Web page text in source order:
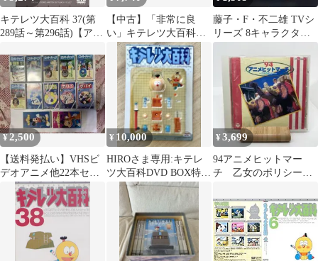
キテレツ大百科 37(第
289話～第296話)【アニ
ル落ち
【中古】「非常に良
い」キテレツ大百科
DVD 6
藤子・F・不二雄 TVシ
リーズ 8キャラクター
ズ 名作コレクション
DVD ドラえもん キテ
レツ大百科 パーマン
¥2,500
【送料発払い】VHSビ
デオアニメ他22本セッ
¥ 10,000
HIROさま専用:キテレ
ツ大百科DVD BOX特典
コロ助フィギュア&ピ
ンバッジ
¥3,699
94アニメヒットマー
チ 乙女のポリシー